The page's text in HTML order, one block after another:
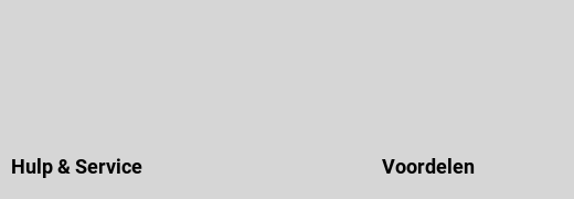
Hulp & Service Voordelen